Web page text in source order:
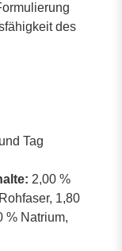
des
Tag
2,00 %
1,80
% Natrium,